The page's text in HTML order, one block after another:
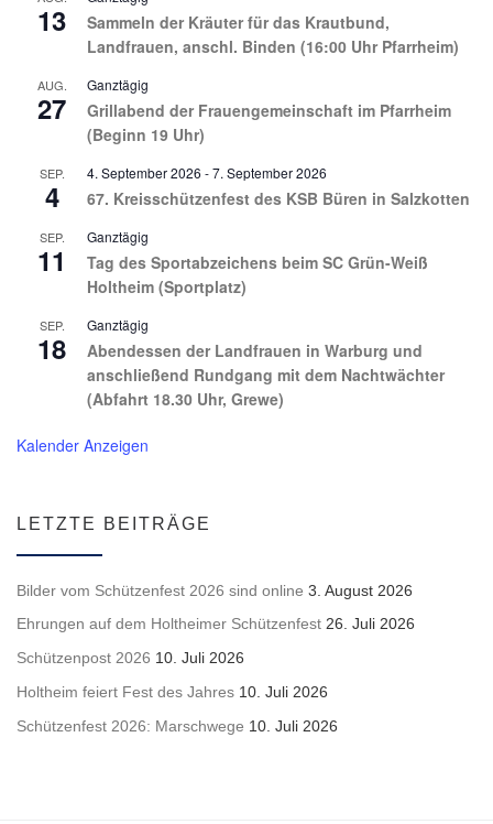
13
Sammeln der Kräuter für das Krautbund,
Landfrauen, anschl. Binden (16:00 Uhr Pfarrheim)
AUG.
27
Ganztägig
Grillabend der Frauengemeinschaft im Pfarrheim
(Beginn 19 Uhr)
SEP.
4
4. September 2026 -7. September 2026
67. Kreisschützenfest des KSB Büren in Salzkotten
SEP.
11
Ganztägig
Tag des Sportabzeichens beim SC Grün-Weiß
Holtheim (Sportplatz)
SEP.
18
Ganztägig
Abendessen der Landfrauen in Warburg und
anschließend Rundgang mit dem Nachtwächter
(Abfahrt 18.30 Uhr, Grewe)
Kalender Anzeigen
LETZTE BEITRÄGE
Bilder vom Schützenfest 2026 sind online 3. August 2026
Ehrungen auf dem Holtheimer Schützenfest 26. Juli 2026
Schützenpost 2026 10. Juli 2026
Holtheim feiert Fest des Jahres 10. Juli 2026
Schützenfest 2026: Marschwege 10. Juli 2026